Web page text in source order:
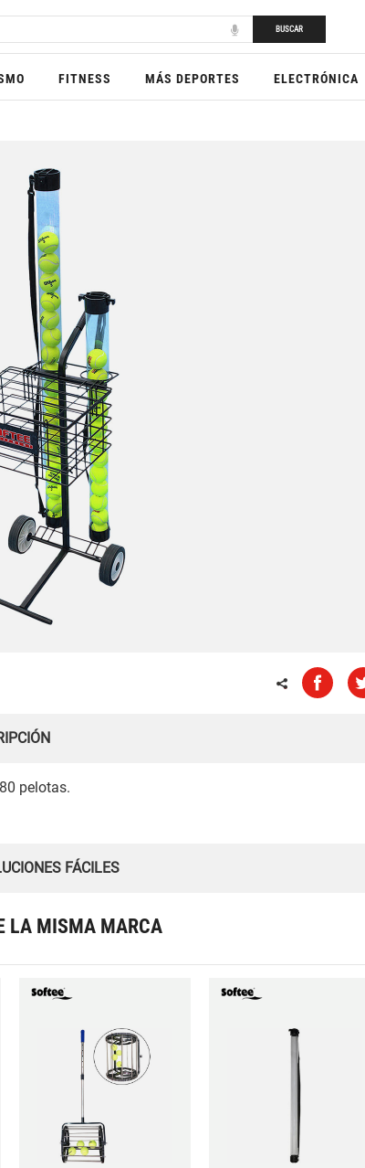
BUSCAR
FITNESS MÁS DEPORTES ELECTRÓNICA
pelotas.
FÁCILES
LA MISMA MARCA